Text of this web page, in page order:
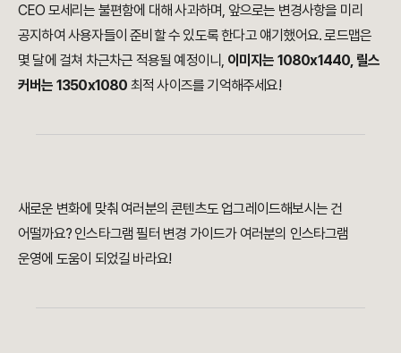
CEO 모세리는 불편함에 대해 사과하며, 앞으로는 변경사항을 미리
공지하여 사용자들이 준비할 수 있도록 한다고 얘기했어요. 로드맵은
몇 달에 걸쳐 차근차근 적용될 예정이니, 이미지는 1080x1440, 릴스
커버는 1350x1080 최적 사이즈를 기억해주세요!
새로운 변화에 맞춰 여러분의 콘텐츠도 업그레이드해보시는 건
어떨까요? 인스타그램 필터 변경 가이드가 여러분의 인스타그램
운영에 도움이 되었길 바라요!